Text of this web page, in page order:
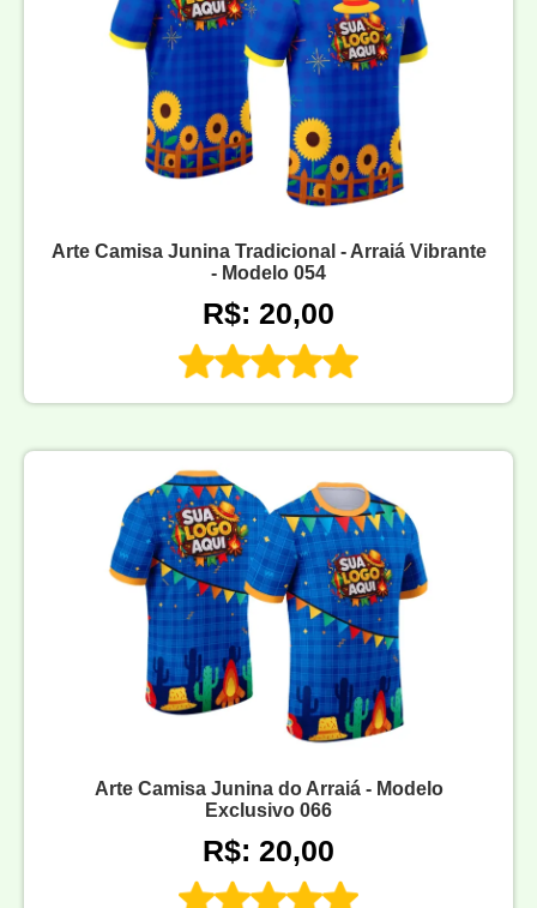
Arte Camisa Junina Tradicional - Arraiá Vibrante
- Modelo 054
R$: 20,00
Arte Camisa Junina do Arraiá - Modelo
Exclusivo 066
R$: 20,00